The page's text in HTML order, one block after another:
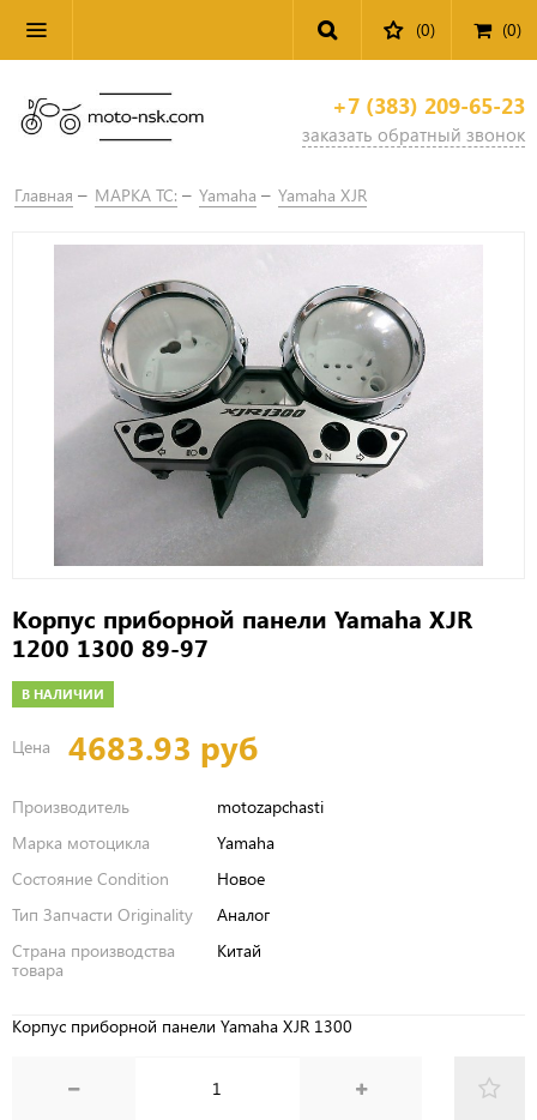
(0) (0)
+7 (383) 209-65-23
заказать обратный звонок
Главная МАРКА ТС: Yamaha Yamaha XJR
Корпус приборной панели Yamaha XJR
1200 1300 89-97
В НАЛИЧИИ
Цена 4683.93 руб
Производитель
motozapchasti
Марка мотоцикла
Yamaha
Состояние Condition
Новое
Тип Запчасти Originality
Аналог
Страна производства
товара
Китай
Корпус приборной панели Yamaha XJR 1300